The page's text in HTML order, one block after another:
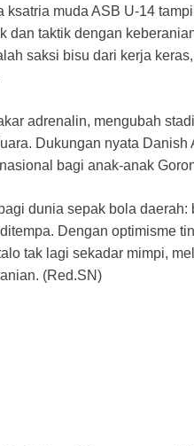
muda ASB U-14
dan taktik dengan
saksi bisu dari kerja
adrenalin, mengubah
Dukungan nyata Danish
bagi anak-anak
dunia sepak bola daerah:
Dengan optimisme
tak lagi sekadar mimpi,
(Red.SN)